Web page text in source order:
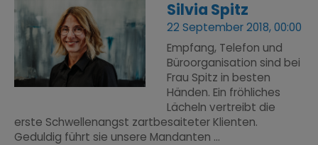
Silvia Spitz
22 September 2018, 00:00
Empfang, Telefon und
Büroorganisation sind bei
Frau Spitz in besten
Händen. Ein fröhliches
Lächeln vertreibt die
erste Schwellenangst zartbesaiteter Klienten.
Geduldig führt sie unsere Mandanten ...